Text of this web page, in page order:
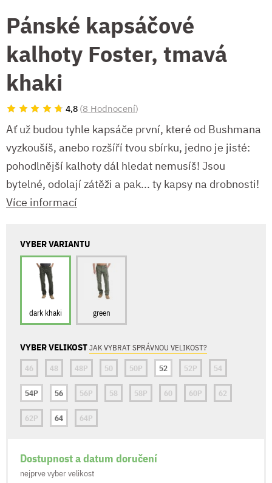
Pánské kapsáčové
kalhoty Foster, tmavá
khaki
4,8 (8 Hodnocení)
Ať už budou tyhle kapsáče první, které od Bushmana
vyzkoušíš, anebo rozšíří tvou sbírku, jedno je jisté:
pohodlnější kalhoty dál hledat nemusíš! Jsou
bytelné, odolají zátěži a pak... ty kapsy na drobnosti!
Více informací
VYBER VARIANTU
dark khaki green
VYBER VELIKOSTJAK VYBRAT SPRÁVNOU VELIKOST?
46
48 48P 50 50P 52 52P 54
54P 56 56P 58 58P 60 60P 62
62P 64 64P
Dostupnost a datum doručení
nejprve vyber velikost